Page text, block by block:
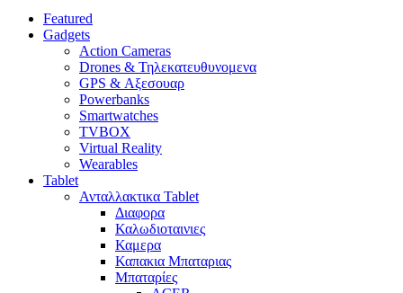
Featured
Gadgets
Action Cameras
Drones & Τηλεκατευθυνομενα
GPS & Αξεσουαρ
Powerbanks
Smartwatches
TVBOX
Virtual Reality
Wearables
Tablet
Ανταλλακτικα Tablet
Διαφορα
Καλωδιοταινιες
Καμερα
Καπακια Μπαταριας
Μπαταρίες